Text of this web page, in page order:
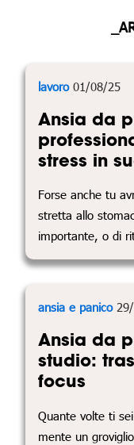
lavoro01/08/25
Ansia da
stress in
Forse anche tu
stretta allo
importante, o di
ansia e panico29/
Ansia da
studio:
focus
Quante volte ti
mente un